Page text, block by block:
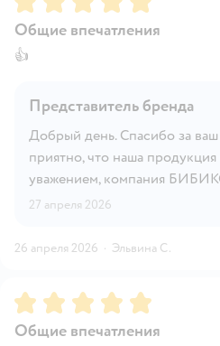
Общие впечатления
👍
Представитель бренда
Добрый день. Спасибо за
приятно, что наша
уважением, компания
27 апреля 2026
26 апреля 2026 · Эльвина С.
Рейтинг:5
Общие впечатления